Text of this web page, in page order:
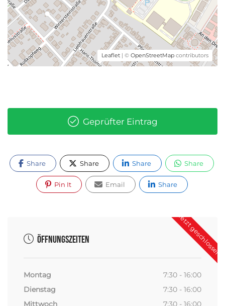
Leaflet | © OpenStreetMap contributors
Geprüfter Eintrag
Share Share Share Share
Pin It Email Share
Jetzt geschlossen
Öffnungszeiten
Montag
7:30 - 16:00
Dienstag
7:30 - 16:00
Mittwoch
7:30 - 16:00